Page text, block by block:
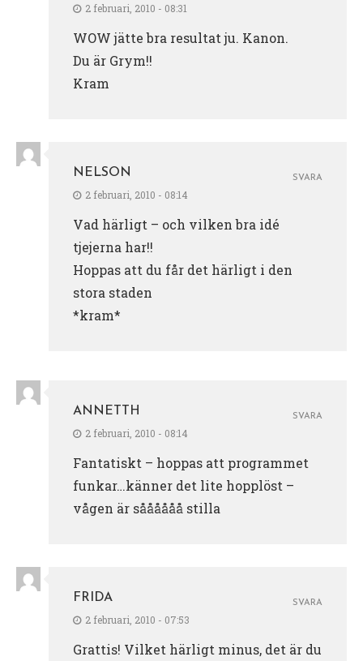
2 februari, 2010 - 08:31
WOW jätte bra resultat ju. Kanon.
Du är Grym!!
Kram
NELSON
2 februari, 2010 - 08:14
Vad härligt – och vilken bra idé
tjejerna har!!
Hoppas att du får det härligt i den
stora staden
*kram*
SVARA
ANNETTH
2 februari, 2010 - 08:14
Fantatiskt – hoppas att programmet
funkar…känner det lite hopplöst –
vågen är såååååå stilla
SVARA
FRIDA
2 februari, 2010 - 07:53
Grattis! Vilket härligt minus, det är du
SVARA